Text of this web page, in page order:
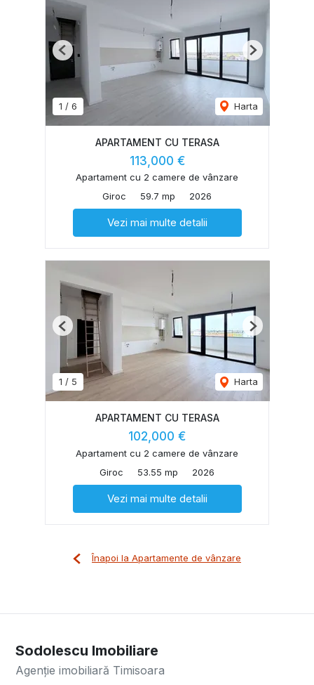
1 / 6 Harta
Previous Next
APARTAMENT CU TERASA
113,000 €
Apartament cu 2 camere de vânzare
Giroc
59.7 mp 2026
Vezi mai multe detalii
1 / 5 Harta
Previous Next
APARTAMENT CU TERASA
102,000 €
Apartament cu 2 camere de vânzare
Giroc
53.55 mp 2026
Vezi mai multe detalii
Înapoi la Apartamente de vânzare
Sodolescu Imobiliare
Agenție imobiliară Timisoara